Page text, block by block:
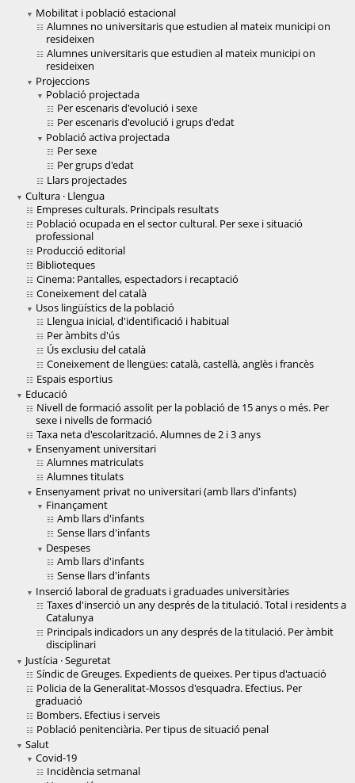
Mobilitat i població estacional
Alumnes no universitaris que estudien al mateix municipi on
resideixen
Alumnes universitaris que estudien al mateix municipi on
resideixen
Projeccions
Població projectada
Per escenaris d'evolució i sexe
Per escenaris d'evolució i grups d'edat
Població activa projectada
Per sexe
Per grups d'edat
Llars projectades
Cultura · Llengua
Empreses culturals. Principals resultats
Població ocupada en el sector cultural. Per sexe i situació
professional
Producció editorial
Biblioteques
Cinema: Pantalles, espectadors i recaptació
Coneixement del català
Usos lingüístics de la població
Llengua inicial, d'identificació i habitual
Per àmbits d'ús
Ús exclusiu del català
Coneixement de llengües: català, castellà, anglès i francès
Espais esportius
Educació
Nivell de formació assolit per la població de 15 anys o més. Per
sexe i nivells de formació
Taxa neta d'escolarització. Alumnes de 2 i 3 anys
Ensenyament universitari
Alumnes matriculats
Alumnes titulats
Ensenyament privat no universitari (amb llars d'infants)
Finançament
Amb llars d'infants
Sense llars d'infants
Despeses
Amb llars d'infants
Sense llars d'infants
Inserció laboral de graduats i graduades universitàries
Taxes d'inserció un any després de la titulació. Total i residents a
Catalunya
Principals indicadors un any després de la titulació. Per àmbit
disciplinari
Justícia · Seguretat
Síndic de Greuges. Expedients de queixes. Per tipus d'actuació
Policia de la Generalitat-Mossos d'esquadra. Efectius. Per
graduació
Bombers. Efectius i serveis
Població penitenciària. Per tipus de situació penal
Salut
Covid-19
Incidència setmanal